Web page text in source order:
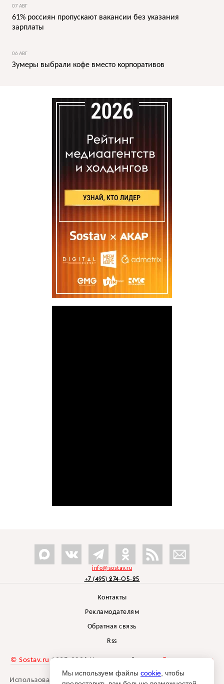
07 АВГ
61% россиян пропускают вакансии без указания
зарплаты
06 АВГ
Зумеры выбрали кофе вместо корпоративов
info@sostav.ru
+7 (495) 274-05-25
Контакты
Рекламодателям
Обратная связь
Rss
© Sostav.ru 1998-2026 Независимый проектбрендингового
агентства Depot
Использование материалов Sostav.ru допустимо только при
Мы используем файлы cookie , чтобы